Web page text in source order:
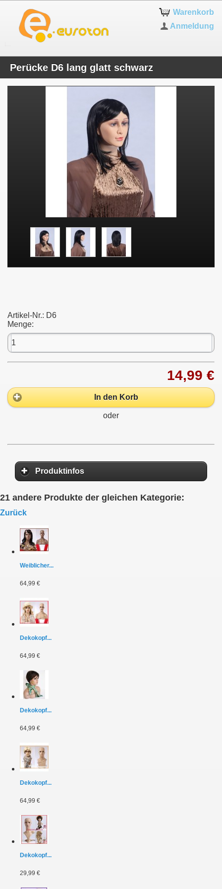
Warenkorb
Anmeldung
Perücke D6 lang glatt schwarz
Artikel-Nr.: D6
Menge:
14,99 €
In den Korb
oder
Produktinfos
21 andere Produkte der gleichen Kategorie:
Zurück
Weiblicher...
64,99 €
Dekokopf...
64,99 €
Dekokopf...
64,99 €
Dekokopf...
64,99 €
Dekokopf...
29,99 €